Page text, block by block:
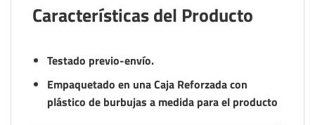
Características del Producto
Testado previo-envío.
Empaquetado en una Caja Reforzada con
plástico de burbujas a medida para el producto